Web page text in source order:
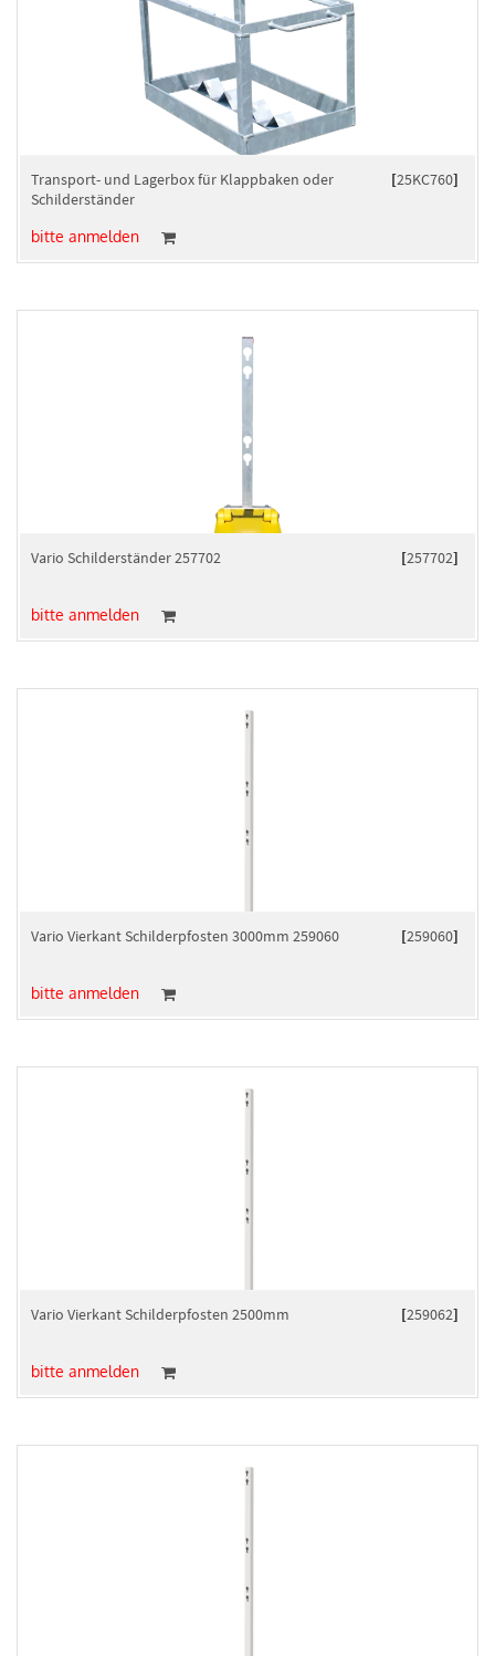
[25KC760]
Transport- und Lagerbox für Klappbaken oder
Schilderständer
bitte anmelden
[257702]
Vario Schilderständer 257702
bitte anmelden
[259060]
Vario Vierkant Schilderpfosten 3000mm 259060
bitte anmelden
[259062]
Vario Vierkant Schilderpfosten 2500mm
bitte anmelden